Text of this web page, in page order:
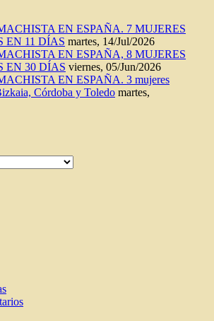
EN ESPAÑA. 7 MUJERES
EN 11 DÍAS martes, 14/Jul/2026
EN ESPAÑA, 8 MUJERES
EN 30 DÍAS viernes, 05/Jun/2026
EN ESPAÑA. 3 mujeres
Córdoba y Toledo martes,